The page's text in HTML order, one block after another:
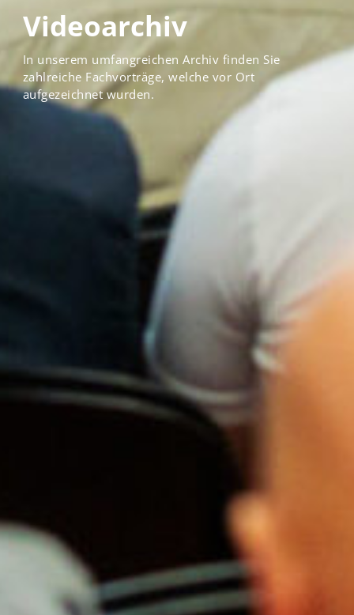
Videoarchiv
In unserem umfangreichen Archiv finden Sie
zahlreiche Fachvorträge, welche vor Ort
aufgezeichnet wurden.